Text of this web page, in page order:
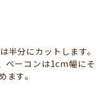
半分にカットします。
ベーコンは1cm幅にそ
ます｡